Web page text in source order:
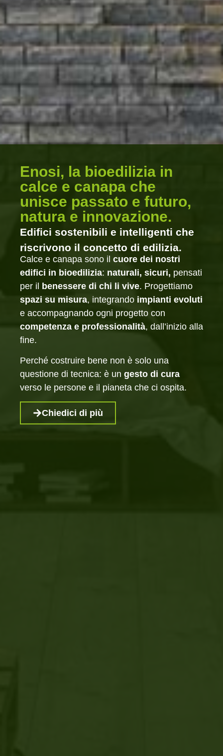
Enosi, la bioedilizia in
calce e canapa che
unisce passato e futuro,
natura e innovazione.
Edifici sostenibili e intelligenti che
riscrivono il concetto di edilizia.
Calce e canapa sono il cuore dei nostri
edifici in bioedilizia: naturali, sicuri, pensati
per il benessere di chi li vive. Progettiamo
spazi su misura, integrando impianti evoluti
e accompagnando ogni progetto con
competenza e professionalità, dall’inizio alla
fine.
Perché costruire bene non è solo una
questione di tecnica: è un gesto di cura
verso le persone e il pianeta che ci ospita.
Chiedici di più